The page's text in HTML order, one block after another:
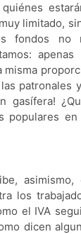
limitado,
fondos no
misma
patronales
gasífera!
populares
los
el IVA
dicen